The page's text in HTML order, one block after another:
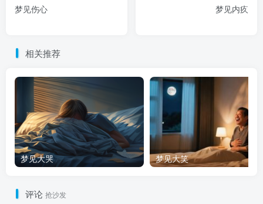
梦见伤心
梦见内疚
相关推荐
梦见大哭 梦见大笑
评论 抢沙发